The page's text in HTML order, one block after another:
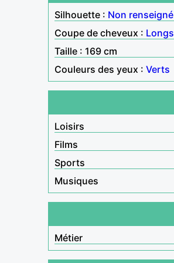
Silhouette : Non renseigné
Coupe de cheveux : Longs
Taille : 169 cm
Couleurs des yeux : Verts
Loisirs
Films
Sports
Musiques
Métier